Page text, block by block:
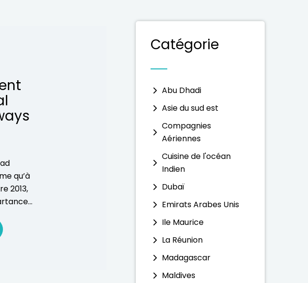
qu’à
2013,
Catégorie
Abu Dhadi
Asie du sud est
Compagnies
Aériennes
Cuisine de l'océan
Indien
Dubaï
Emirats Arabes Unis
Ile Maurice
La Réunion
Madagascar
Maldives